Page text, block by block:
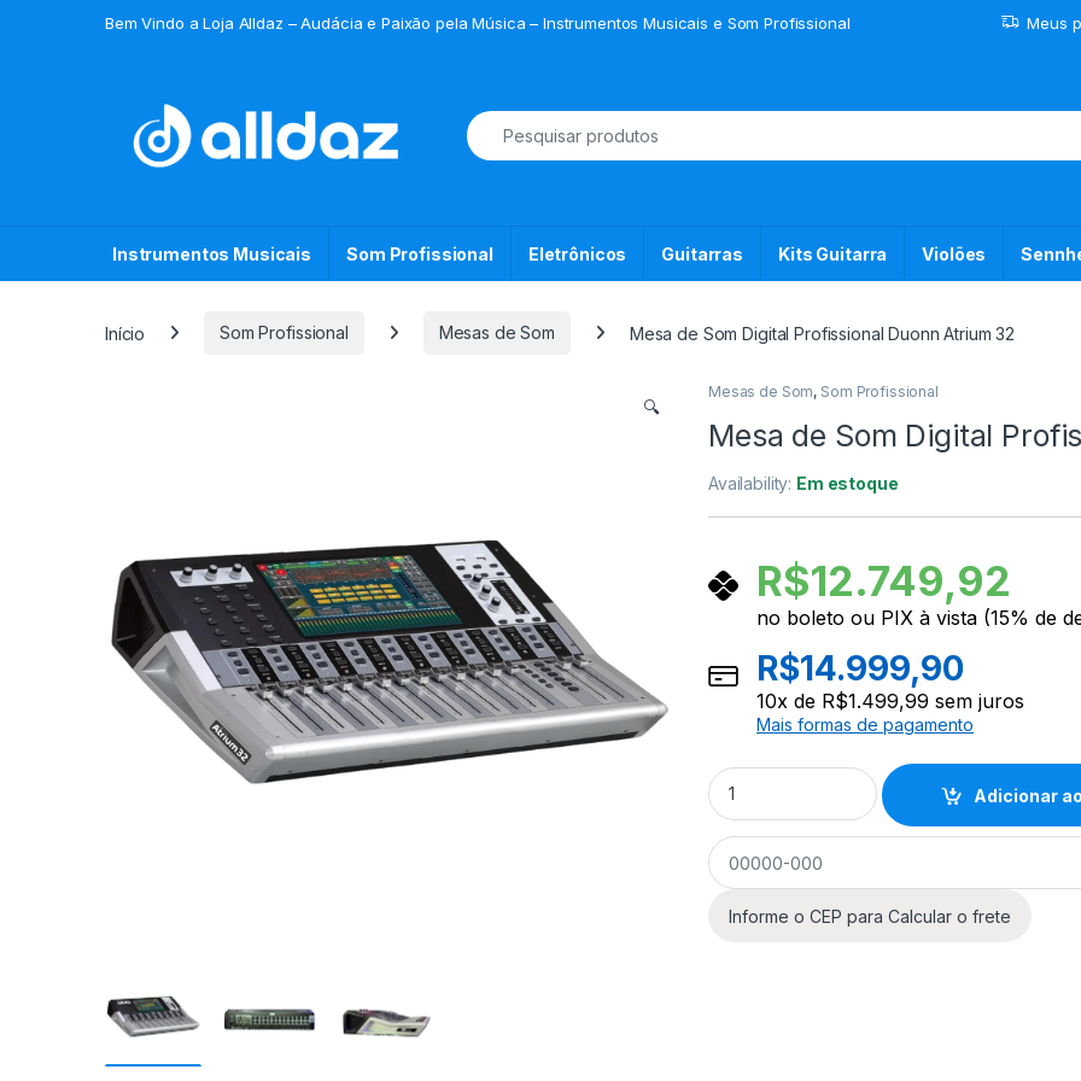
Bem Vindo a Loja Alldaz – Audácia e Paixão pela Música – Instrumentos Musicais e Som Profissional Meus
Search for:
Instrumentos Musicais Som Profissional Eletrônicos Guitarras Kits Guitarra Violões
Início Som Profissional Mesas de Som Mesa de Som Digital Profissional Duonn Atrium 32
🔍
Mesas de Som, Som Profissional
Mesa de Som Digital
Availability: Em estoque
R$12.749,92
no boleto ou PIX à vista (15% de
R$14.999,90
10x de R$1.499,99 sem juros
Mais formas de pagamento
Mesa de Som Digital Profissional Duonn
Adicionar